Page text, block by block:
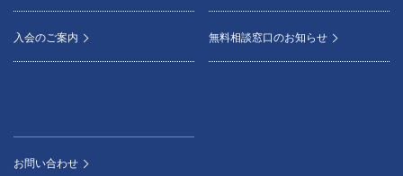
入会のご案内 無料相談窓口のお知らせ
お問い合わせ